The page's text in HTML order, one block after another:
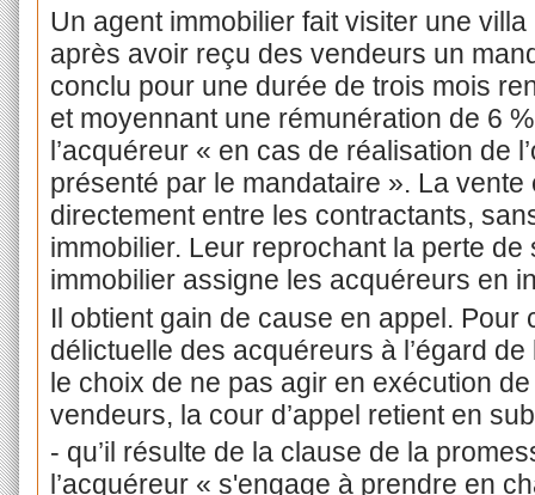
Un agent immobilier fait visiter une
après avoir reçu des vendeurs un
conclu pour une durée de trois mois
et moyennant une rémunération de 6
l’acquéreur « en cas de réalisation de
présenté par le mandataire ». La
directement entre les contractants,
immobilier. Leur reprochant la perte
immobilier assigne les acquéreurs en
Il obtient gain de cause en appel. Pour
délictuelle des acquéreurs à l’égard
le choix de ne pas agir en exécution
vendeurs, la cour d’appel retient en
- qu’il résulte de la clause de la
l’acquéreur « s'engage à prendre en